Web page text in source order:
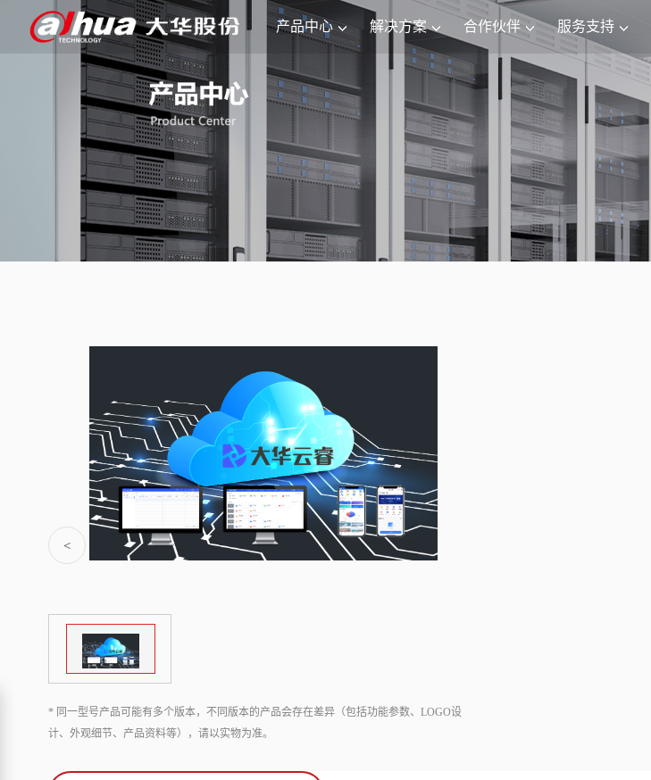
产品中心 解决方案 合作伙伴 服务支持
<
* 同一型号产品可能有多个版本，不同版本的产品会存在差异（包括功能参数、LOGO设
计、外观细节、产品资料等），请以实物为准。